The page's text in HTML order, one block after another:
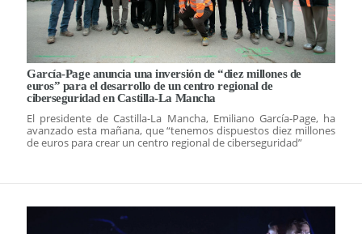
García-Page anuncia una inversión de “diez millones de
euros” para el desarrollo de un centro regional de
ciberseguridad en Castilla-La Mancha
El presidente de Castilla-La Mancha, Emiliano García-Page, ha
avanzado esta mañana, que “tenemos dispuestos diez millones
de euros para crear un centro regional de ciberseguridad”